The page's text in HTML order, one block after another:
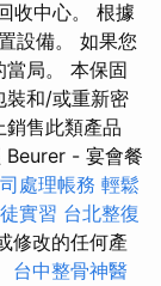
收中心。 根據
設備。 如果您
當局。 本保固
裝和/或重新密
售此類產品
Beurer - 宴會餐
處理帳務 輕鬆
實習 台北整復
修改的任何產
台中整骨神醫